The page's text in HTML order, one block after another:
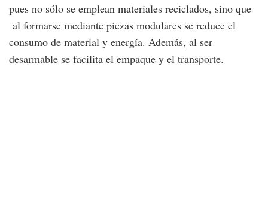
pues no sólo se emplean materiales reciclados, sino que
al formarse mediante piezas modulares se reduce el
consumo de material y energía. Además, al ser
desarmable se facilita el empaque y el transporte.